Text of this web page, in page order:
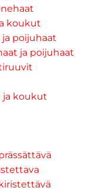
koukut
ja poijuhaat
ja poijuhaat
ja koukut